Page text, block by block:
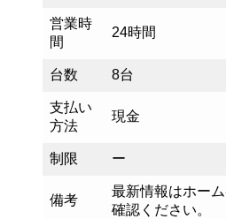
営業時
間
24時間
台数 8台
支払い
方法
現金
制限 ー
備考
最新情報はホー
確認ください。